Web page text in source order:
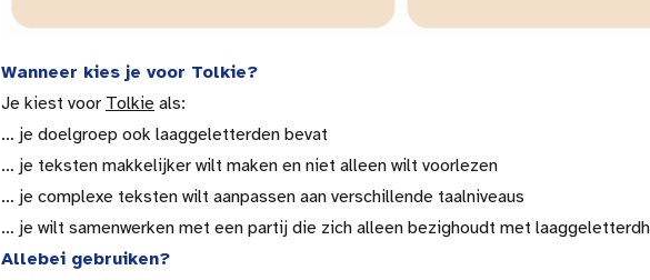
Wanneer kies je voor Tolkie?
Je kiest voor Tolkie als:
… je doelgroep ook laaggeletterden bevat
… je teksten makkelijker wilt maken en niet alleen wilt voorlezen
… je complexe teksten wilt aanpassen aan verschillende taalniveaus
… je wilt samenwerken met een partij die zich alleen bezighoudt met
Allebei gebruiken?